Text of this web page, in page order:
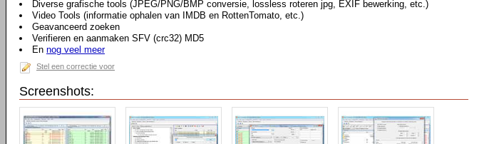
Diverse grafische tools (JPEG/PNG/BMP conversie, lossless roteren jpg, EXIF bewerking, etc.)
Video Tools (informatie ophalen van IMDB en RottenTomato, etc.)
Geavanceerd zoeken
Verifieren en aanmaken SFV (crc32) MD5
En nog veel meer
Stel een correctie voor
Screenshots: